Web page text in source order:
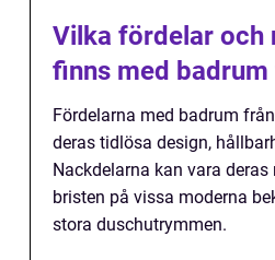
Vilka fördelar och
finns med
Fördelarna med badrum
deras tidlösa design,
Nackdelarna kan vara
bristen på vissa moderna
stora duschutrymmen.